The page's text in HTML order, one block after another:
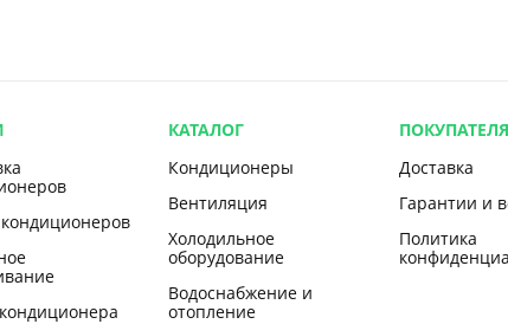
КАТАЛОГ
Кондиционеры
Вентиляция
Холодильное
оборудование
Водоснабжение и
отопление
Доставка
Гарантии и
Политика